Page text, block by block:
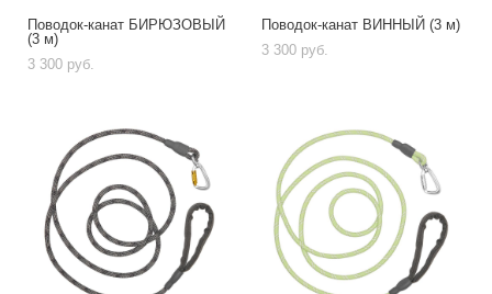
Поводок-канат БИРЮЗОВЫЙ
(3 м)
3 300 pуб.
Поводок-канат ВИННЫЙ (3 м)
3 300 pуб.